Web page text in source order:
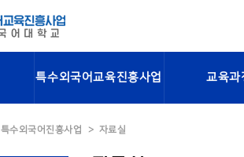
특수외국어교육진흥사업 교육과
특수외국어진흥사업 자료실